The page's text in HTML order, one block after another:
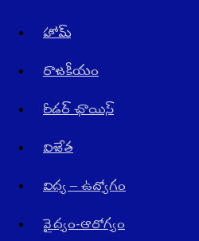
హోమ్
రాజ‌కీయం
రీడర్ ఛాయిస్
విజేత
విద్య – ఉద్యోగం
వైద్యం-ఆరోగ్యం